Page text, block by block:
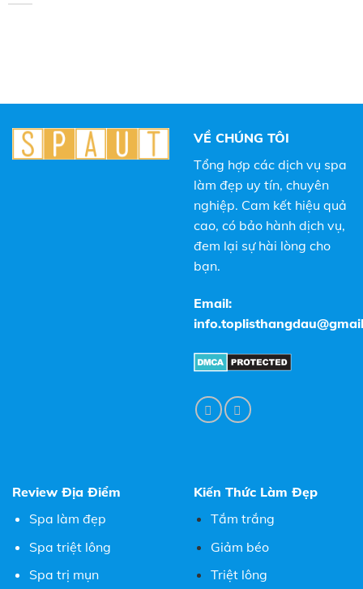
VỀ CHÚNG TÔI
Tổng hợp các dịch vụ spa
làm đẹp uy tín, chuyên
nghiệp. Cam kết hiệu quả
cao, có bảo hành dịch vụ,
đem lại sự hài lòng cho
bạn.
Email:
Review Địa Điểm
Spa làm đẹp
Spa triệt lông
Spa trị mụn
Kiến Thức Làm Đẹp
Tắm trắng
Giảm béo
Triệt lông